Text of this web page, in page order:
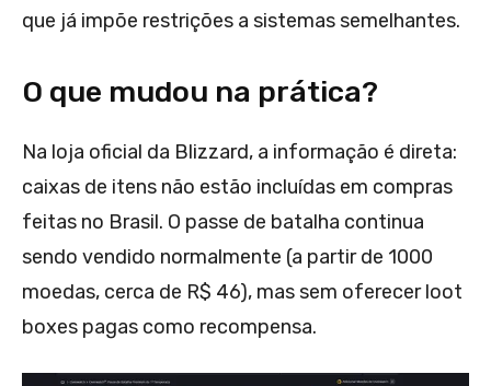
que já impõe restrições a sistemas semelhantes.
O que mudou na prática?
Na loja oficial da Blizzard, a informação é direta:
caixas de itens não estão incluídas em compras
feitas no Brasil. O passe de batalha continua
sendo vendido normalmente (a partir de 1000
moedas, cerca de R$ 46), mas sem oferecer loot
boxes pagas como recompensa.